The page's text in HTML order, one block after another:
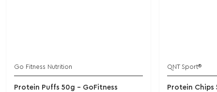
Go Fitness Nutrition
Protein Puffs 50g - GoFitness
QNT Sport®
Protein